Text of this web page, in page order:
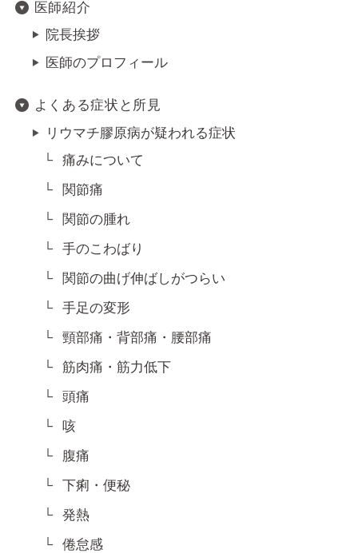
医師紹介
院長挨拶
医師のプロフィール
よくある症状と所見
リウマチ膠原病が疑われる症状
痛みについて
関節痛
関節の腫れ
手のこわばり
関節の曲げ伸ばしがつらい
手足の変形
頸部痛・背部痛・腰部痛
筋肉痛・筋力低下
頭痛
咳
腹痛
下痢・便秘
発熱
倦怠感